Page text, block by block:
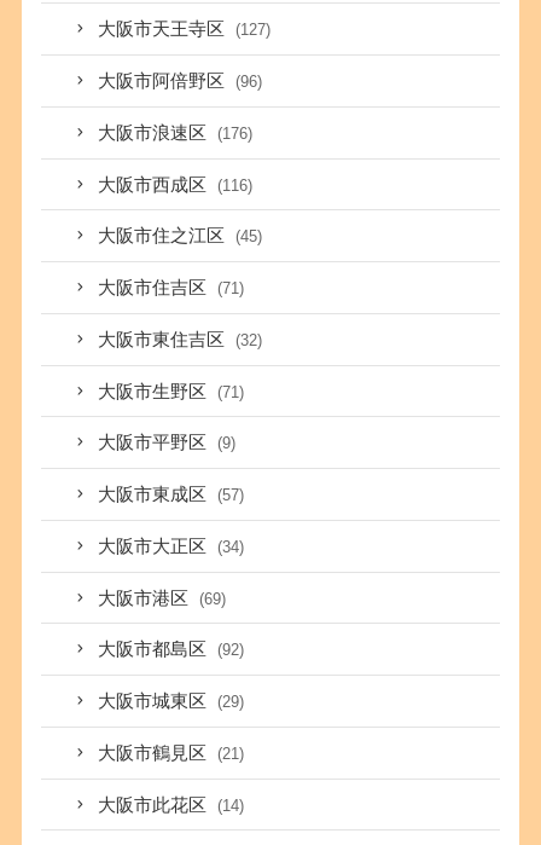
大阪市天王寺区 (127)
大阪市阿倍野区 (96)
大阪市浪速区 (176)
大阪市西成区 (116)
大阪市住之江区 (45)
大阪市住吉区 (71)
大阪市東住吉区 (32)
大阪市生野区 (71)
大阪市平野区 (9)
大阪市東成区 (57)
大阪市大正区 (34)
大阪市港区 (69)
大阪市都島区 (92)
大阪市城東区 (29)
大阪市鶴見区 (21)
大阪市此花区 (14)